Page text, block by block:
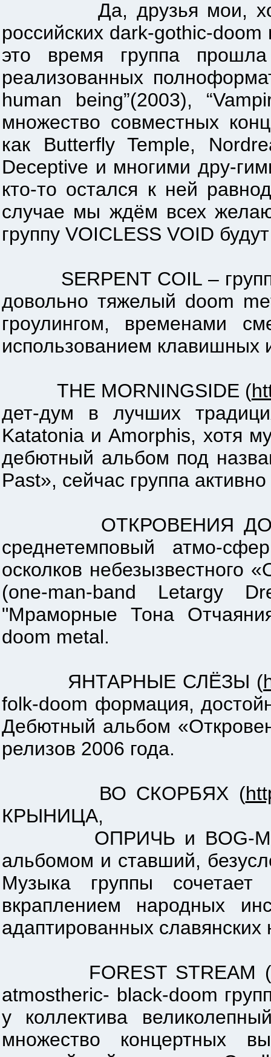
Да, друзья мои, хотите
российских dark-gothic-
это время группа
реализованных
human being”(2003),
множество совместных
как Butterfly Temple,
Deceptive и многими дру-
кто-то остался к ней
случае мы ждём всех
группу VOICLESS VOID
SERPENT COIL – группа
довольно тяжелый doom
гроулингом, временами
использованием клавишных
THE MORNINGSIDE (
дет-дум в лучших
Katatonia и Amorphis, хотя
дебютный альбом под
Past», сейчас группа
ОТКРОВЕНИЯ
среднетемповый атмо-
осколков небезызвестного
(one-man-band Letargy
"Мраморные Тона
doom metal.
ЯНТАРНЫЕ СЛЁЗЫ (
folk-doom формация,
Дебютный альбом
релизов 2006 года.
ВО СКОРБЯХ (
КРЫНИЦА,
ОПРИЧЬ и BOG-
альбомом и ставший,
Музыка группы
вкраплением народных
адаптированных
FOREST STREAM (
atmostheric- black-doom
у коллектива
множество концертных